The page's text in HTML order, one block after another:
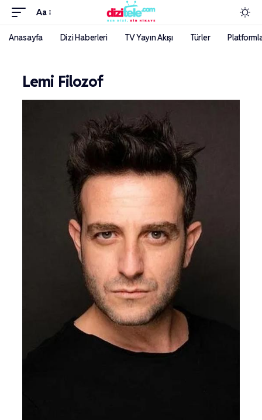
Aa
Anasayfa Dizi Haberleri TV Yayın Akışı Türler
Lemi Filozof